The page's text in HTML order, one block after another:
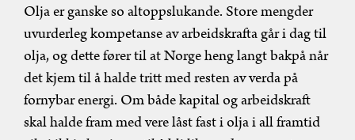
Olja er ganske so altoppslukande. Store mengder
uvurderleg kompetanse av arbeidskrafta går i dag til
olja, og dette fører til at Norge heng langt bakpå når
det kjem til å halde tritt med resten av verda på
fornybar energi. Om både kapital og arbeidskraft
skal halde fram med vere låst fast i olja i all framtid